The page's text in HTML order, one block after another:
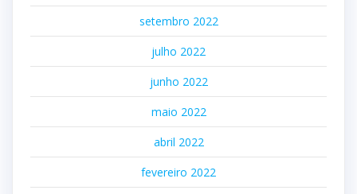
setembro 2022
julho 2022
junho 2022
maio 2022
abril 2022
fevereiro 2022